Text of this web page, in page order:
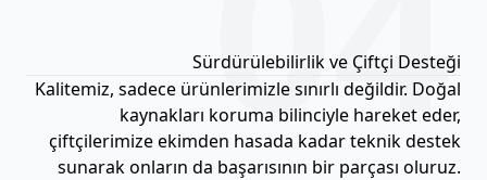
Sürdürülebilirlik ve Çiftçi Desteği
Kalitemiz, sadece ürünlerimizle sınırlı değildir. Doğal
kaynakları koruma bilinciyle hareket eder,
çiftçilerimize ekimden hasada kadar teknik destek
sunarak onların da başarısının bir parçası oluruz.